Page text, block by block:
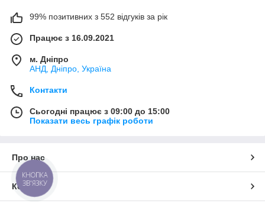
99% позитивних з 552 відгуків за рік
Працює з 16.09.2021
м. Дніпро
АНД, Дніпро, Україна
Контакти
Сьогодні працює з 09:00 до 15:00
Показати весь графік роботи
Про нас
Контакти
КНОПКА
ЗВ'ЯЗКУ